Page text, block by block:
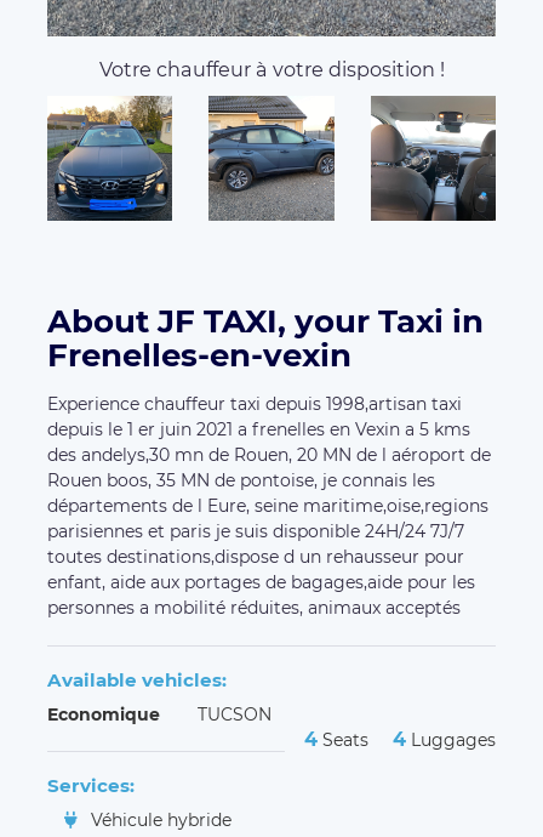
Votre chauffeur à votre disposition !
About JF TAXI, your Taxi in
Frenelles-en-vexin
Experience chauffeur taxi depuis 1998,artisan taxi
depuis le 1 er juin 2021 a frenelles en Vexin a 5 kms
des andelys,30 mn de Rouen, 20 MN de l aéroport de
Rouen boos, 35 MN de pontoise, je connais les
départements de l Eure, seine maritime,oise,regions
parisiennes et paris je suis disponible 24H/24 7J/7
toutes destinations,dispose d un rehausseur pour
enfant, aide aux portages de bagages,aide pour les
personnes a mobilité réduites, animaux acceptés
Available vehicles:
Economique TUCSON
4 Seats 4 Luggages
Services:
Véhicule hybride